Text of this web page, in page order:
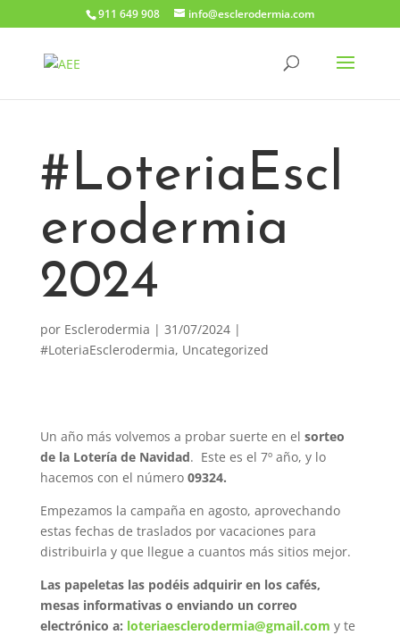
911 649 908 info@esclerodermia.com
#LoteriaEscl
erodermia
2024
por Esclerodermia | 31/07/2024|
#LoteriaEsclerodermia, Uncategorized
Un año más volvemos a probar suerte en el sorteo
de la Lotería de Navidad. Este es el 7º año, y lo
hacemos con el número 09324.
Empezamos la campaña en agosto, aprovechando
estas fechas de traslados por vacaciones para
distribuirla y que llegue a cuantos más sitios mejor.
Las papeletas las podéis adquirir en los cafés,
mesas informativas o enviando un correo
electrónico a: loteriaesclerodermia@gmail.com y te